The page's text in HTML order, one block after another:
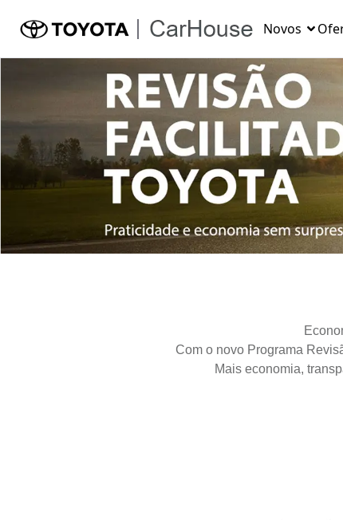
Novos
Com o novo Programa
Mais economia,